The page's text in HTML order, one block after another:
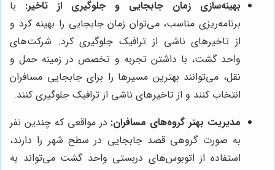
بهینه‌سازی زمان جابجایی و جلوگیری از تاخیر: با
برنامه‌ریزی مناسب، می‌توان زمان جابجایی را بهینه کرد و
از تاخیرهای ناشی از ترافیک جلوگیری کرد. شرکت‌های
واحد گشت، با داشتن تجربه و تخصص در زمینه حمل و
نقل، می‌توانند بهترین مسیرها را برای جابجایی مسافران
انتخاب کنند و از تاخیرهای ناشی از ترافیک جلوگیری کنند.
مدیریت بهتر گروه‌های مسافران: در مواقعی که چندین نفر
به صورت گروهی قصد جابجایی در سطح شهر را دارند،
استفاده از اتوبوس‌های دربستی واحد گشت می‌تواند به